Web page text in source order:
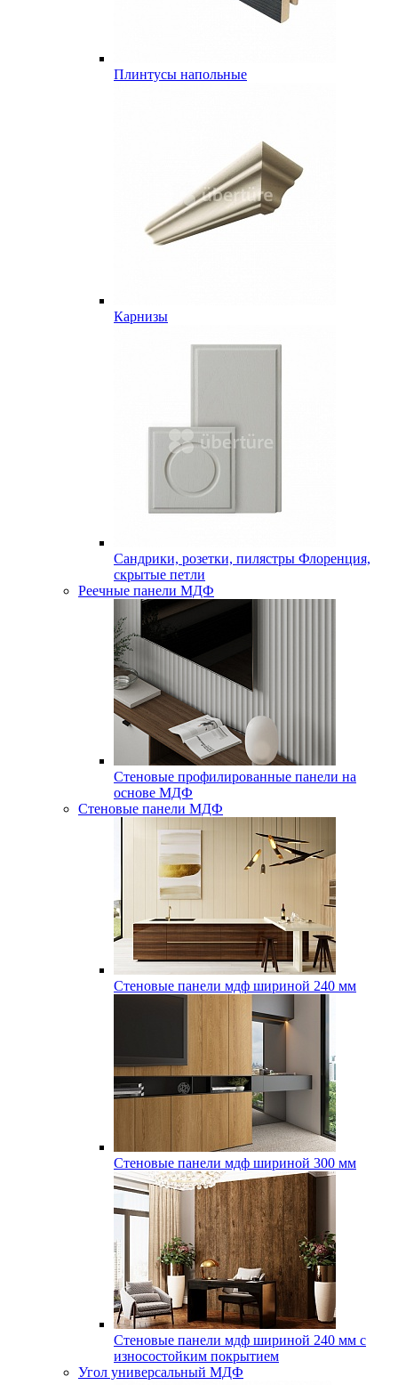
Плинтусы напольные
Карнизы
Сандрики, розетки, пилястры Флоренция,
скрытые петли
Реечные панели МДФ
Стеновые профилированные панели на
основе МДФ
Стеновые панели МДФ
Стеновые панели мдф шириной 240 мм
Стеновые панели мдф шириной 300 мм
Стеновые панели мдф шириной 240 мм с
износостойким покрытием
Угол универсальный МДФ